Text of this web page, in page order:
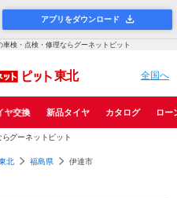
アプリをダウンロード
検・点検・修理ならグーネットピット
東北 全国へ
ヤ交換 新品タイヤ カタログ ロー
グーネットピット
北 福島県 伊達市